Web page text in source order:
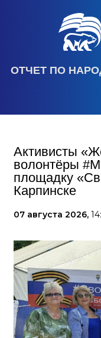
ОТЧЕТ ПО
Активисты
волонтёры
площадку
Карпинске
07 августа 2026,